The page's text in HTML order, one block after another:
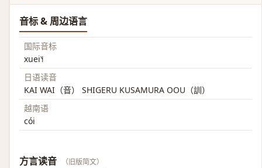
音标 & 周边语言
国际音标
xuei˥˧
日语读音
KAI WAI（音） SHIGERU KUSAMURA OOU（訓）
越南语
cói
方言读音 （旧版简文）